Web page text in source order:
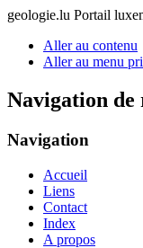
geologie.lu Portail
Aller au contenu
Aller au menu
Navigation de
Navigation
Accueil
Liens
Contact
Index
A propos